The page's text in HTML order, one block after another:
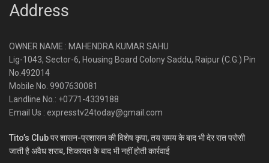
Address
OWNER NAME : MAHENDRA KUMAR SAHU
Lig-1043, Sector-6, Housing Board Colony Saddu, Raipur (C.G.) Pin
No.492014
Mobile No. 9907630081
Landline No.: +0771-4339188
Email Us : expresstv24today@gmail.com
Tito’s Club पर शासन-प्रशासन की विशेष कृपा, तय समय के बाद भी देर रात परोसी
जाती है अवैध शराब, शिकायत के बाद भी नहीं होती कार्रवाई